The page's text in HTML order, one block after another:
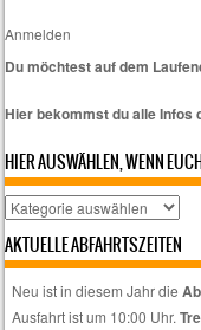
Anmelden
Du möchtest auf dem
Hier bekommst du alle Infos
HIER AUSWÄHLEN, WENN
Hier
wenn
AKTUELLE ABFAHRTSZEITEN
Neu ist in diesem Jahr die
Ausfahrt ist um 10:00 Uhr.